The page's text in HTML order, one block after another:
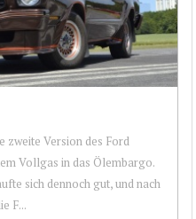
zweite Version des Ford
Vollgas in das Ölembargo.
sich dennoch gut, und nach
F...